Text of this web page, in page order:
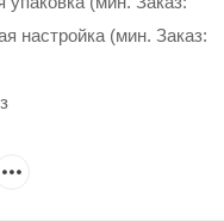
настройка (мин. Заказ: